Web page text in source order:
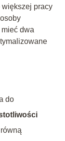
pracy
dwa
do